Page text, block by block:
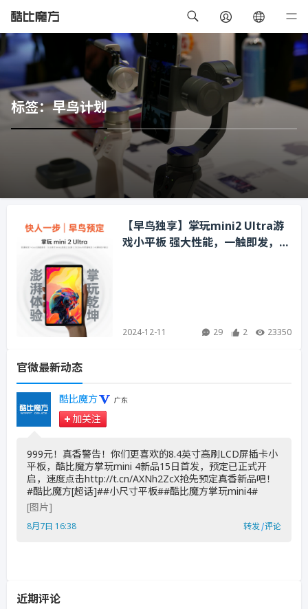
标签：早鸟计划
【早鸟独享】掌玩mini2 Ultra游
戏小平板 强大性能，一触即发，掌
2024-12-11 29 2 23350
官微最新动态
酷比魔方 广东
加关注
999元！真香警告！你们更喜欢的8.4英寸高刷LCD屏插卡小
平板，酷比魔方掌玩mini 4新品15日首发，预定已正式开
启，速度点击http://t.cn/AXNh2ZcX抢先预定真香新品吧！
#酷比魔方[超话]##小尺寸平板##酷比魔方掌玩mini4# ​
[图片]
8月7日 16:38 转发|评论
近期评论